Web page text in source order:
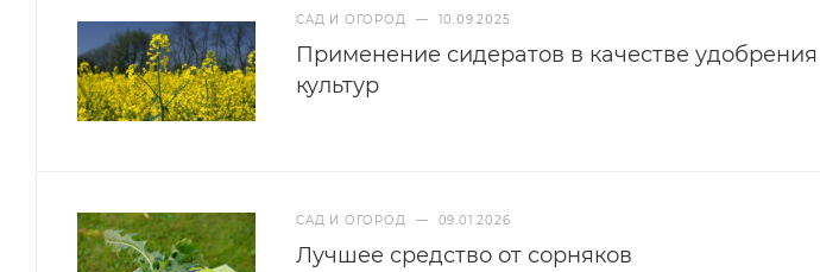
САД И ОГОРОД — 10.09.2025
Применение сидератов в качестве
культур
САД И ОГОРОД — 09.01.2026
Лучшее средство от сорняков